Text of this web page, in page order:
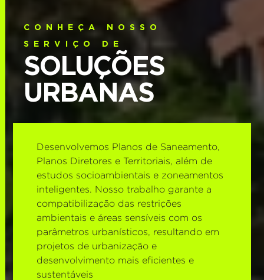
CONHEÇA NOSSO
SERVIÇO DE
SOLUÇÕES
URBANAS
Desenvolvemos Planos de Saneamento,
Planos Diretores e Territoriais, além de
estudos socioambientais e zoneamentos
inteligentes. Nosso trabalho garante a
compatibilização das restrições
ambientais e áreas sensíveis com os
parâmetros urbanísticos, resultando em
projetos de urbanização e
desenvolvimento mais eficientes e
sustentáveis